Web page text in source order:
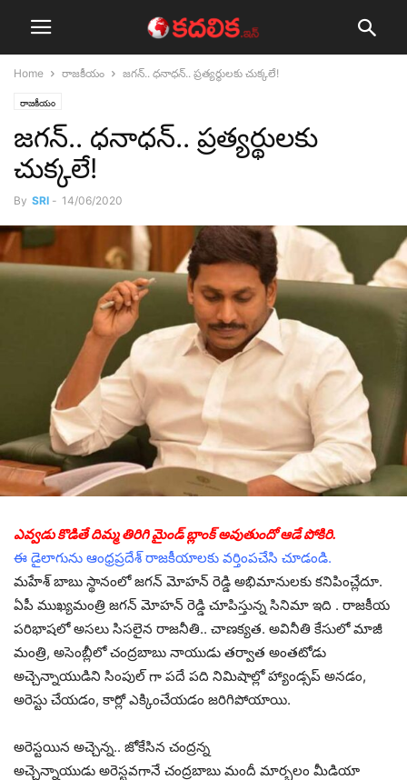
Home రాజ‌కీయం జ‌గ‌న్‌.. ధ‌నాధ‌న్‌.. ప్ర‌త్య‌ర్థుల‌‌కు చుక్క‌లే!
రాజ‌కీయం
జ‌గ‌న్‌.. ధ‌నాధ‌న్‌.. ప్ర‌త్య‌ర్థుల‌‌కు
చుక్క‌లే!
By SRI - 14/06/2020
ఎవ్వడు కొడితే దిమ్మ తిరిగి మైండ్ బ్లాంక్ అవుతుందో ఆడే పోకిరి.
ఈ డైలాగును ఆంధ్రప్రదేశ్ రాజకీయాలకు వర్తింపచేసి చూడండి.
మహేశ్ బాబు స్థానంలో జగన్ మోహన్ రెడ్డి అభిమానుల‌కు కనిపించ్లేదూ.
ఏపీ ముఖ్యమంత్రి జగన్ మోహన్ రెడ్డి చూపిస్తున్న సినిమా ఇది . రాజ‌కీయ
ప‌రిభాష‌లో అస‌లు సిస‌లైన రాజ‌నీతి.. చాణ‌క్య‌త‌. అవినీతి కేసులో మాజీ
మంత్రి, అసెంబ్లీలో చంద్రబాబు నాయుడు తర్వాత అంతటోడు
అచ్చెన్నాయుడిని సింపుల్ గా పదే పది నిమిషాల్లో హ్యాండ్సప్ అనడం,
అరెస్టు చేయడం, కార్లో ఎక్కించేయడం జరిగిపోయాయి.
అరెస్టయిన అచ్చెన్న.. జోకేసిన చంద్రన్న
అచ్చెన్నాయుడు అరెస్టవగానే చంద్రబాబు మందీ మార్బలం మీడియా